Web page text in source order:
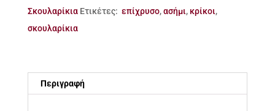
Σκουλαρίκια Ετικέτες: επίχρυσο,ασήμι, κρίκοι,
σκουλαρίκια
Περιγραφή